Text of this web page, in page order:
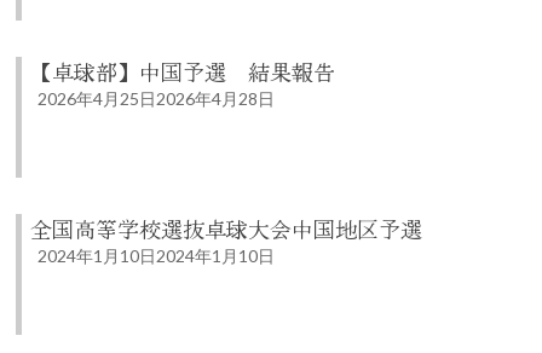
【卓球部】中国予選 結果報告
2026年4月25日2026年4月28日
全国高等学校選抜卓球大会中国地区予選
2024年1月10日2024年1月10日